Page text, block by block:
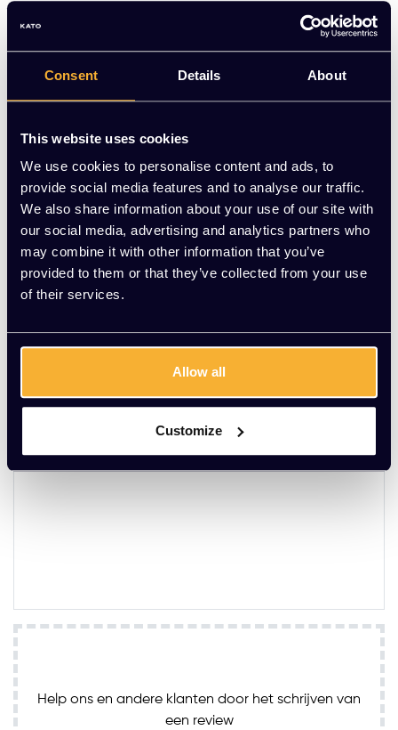
Consent Details About
This website uses cookies
We use cookies to personalise content and ads, to
provide social media features and to analyse our traffic.
We also share information about your use of our site with
our social media, advertising and analytics partners who
may combine it with other information that you’ve
provided to them or that they’ve collected from your use
of their services.
Allow all
Customize
Vraag jouw persoonlijke aanbieding aan
Gratis montage
Meer dan 20 jaar ervaring
Productomschrijving
Wat onze klanten zeggen
5,0/5
Schrijf je eigen review
22/07/2022
Help ons en andere klanten door het schrijven van
een review